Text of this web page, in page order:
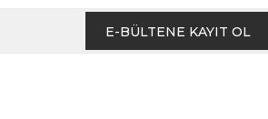
E-BÜLTENE KAYIT OL